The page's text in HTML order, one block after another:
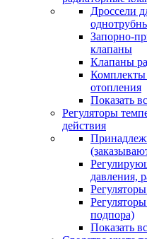
Дроссели
Запорно-
клапаны
Клапаны
Комплекты
отопления
Показать
Регуляторы
действия
давления,
подпора)
Показать